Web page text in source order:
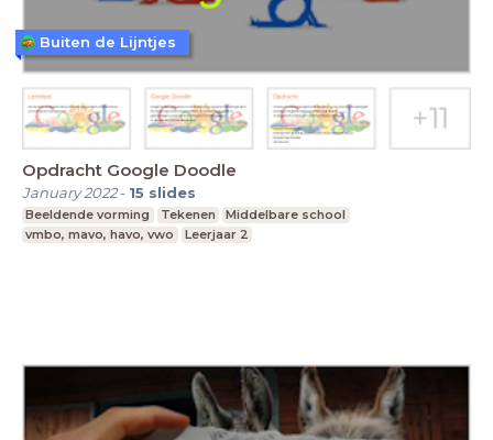
Opdracht Google Doodle
January 2022- 15 slides
Beeldende vorming Tekenen
Middelbare school
vmbo, mavo, havo, vwo
Leerjaar 2
Buiten de Lijntjes